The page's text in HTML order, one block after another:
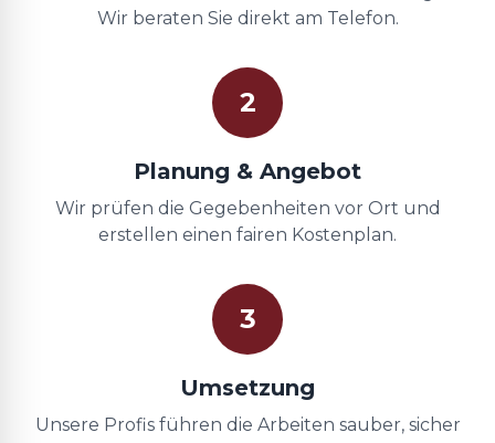
Wir beraten Sie direkt am Telefon.
2
Planung & Angebot
Wir prüfen die Gegebenheiten vor Ort und
erstellen einen fairen Kostenplan.
3
Umsetzung
Unsere Profis führen die Arbeiten sauber, sicher